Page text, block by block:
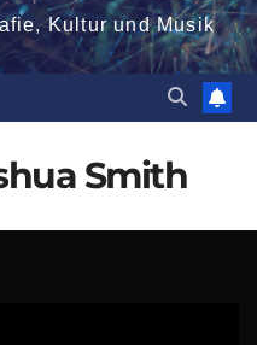
Kultur und Musik
Smith